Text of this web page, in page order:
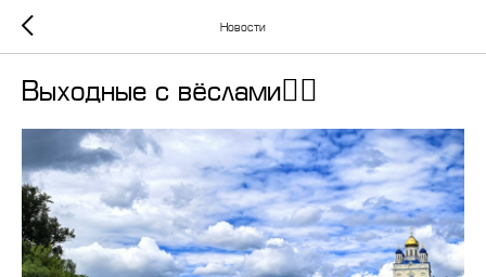
Новости
Выходные с вёслами🚣‍♀